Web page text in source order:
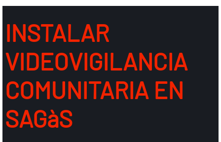
INSTALAR
VIDEOVIGILANCIA
COMUNITARIA EN
SAGàS